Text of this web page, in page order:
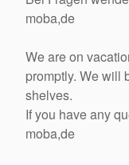
moba,de
We are on
promptly. We will
shelves.
If you have any
moba,de